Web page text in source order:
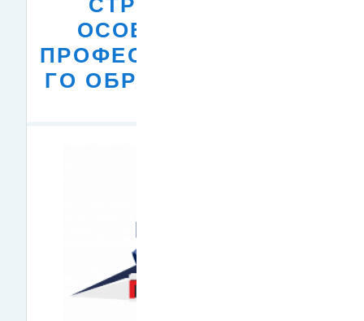
ОСОБЕННОСТИ
ПРОФЕССИОНАЛЬНО
ГО ОБРАЗОВАНИЯ В